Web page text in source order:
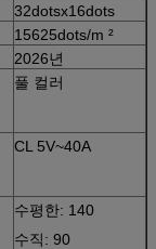
32dotsx16dots
15625dots/m ²
2026년
풀 컬러
CL 5V~40A
수평한: 140
수직: 90